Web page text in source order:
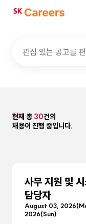
SK
관심 있는 공고를
현재 총 30건의
채용이 진행 중입니다.
사무 지원 및
담당자
August 03,
2026(Sun)